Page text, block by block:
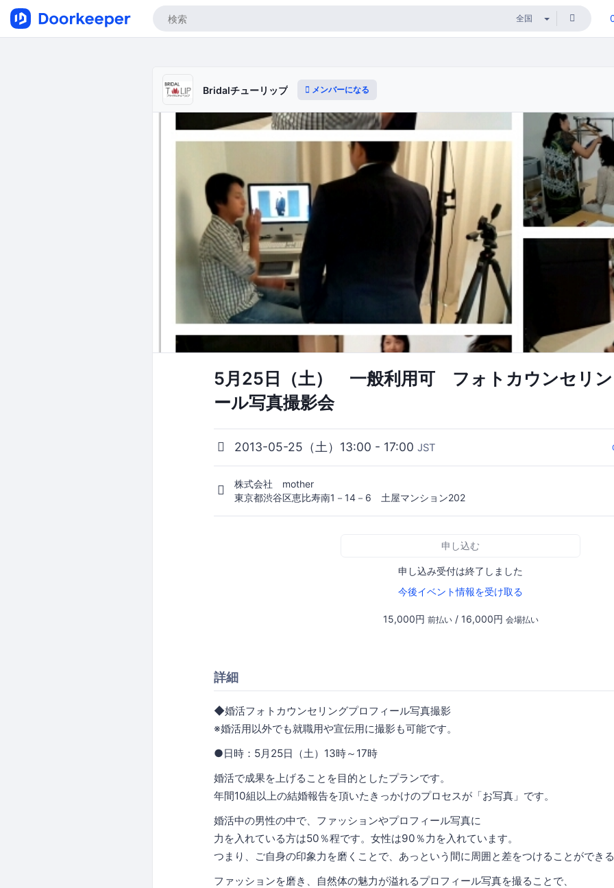
Bridalチューリップ メンバーになる
5月25日（土） 一般利用可 フォトカウンセリン
ール写真撮影会
2013-05-25（土）13:00 - 17:00 JST
株式会社 mother
東京都渋谷区恵比寿南1－14－6 土屋マンション202
申し込む
申し込み受付は終了しました
今後イベント情報を受け取る
15,000円 前払い/ 16,000円 会場払い
詳細
◆婚活フォトカウンセリングプロフィール写真撮影
※婚活用以外でも就職用や宣伝用に撮影も可能です。
●日時：5月25日（土）13時～17時
婚活で成果を上げることを目的としたプランです。
年間10組以上の結婚報告を頂いたきっかけのプロセスが「お写真」です。
婚活中の男性の中で、ファッションやプロフィール写真に
力を入れている方は50％程です。女性は90％力を入れています。
つまり、ご自身の印象力を磨くことで、あっという間に周囲と差をつけることができる
ファッションを磨き、自然体の魅力が溢れるプロフィール写真を撮ることで、